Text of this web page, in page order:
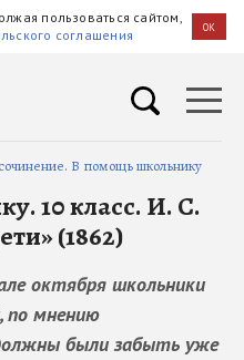
пользоваться сайтом,
соглашения OK
В помощь школьнику
10 класс. И. С.
(1862)
октября школьники
по мнению
были забыть уже